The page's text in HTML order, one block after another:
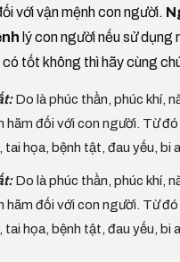
với vận mệnh con người.
lý con người nếu sử
có tốt không thì hãy cùng
Do là phúc thần, phúc khí,
hãm đối với con người. Từ
tai họa, bệnh tật, đau yếu, bi
Do là phúc thần, phúc khí,
hãm đối với con người. Từ
tai họa, bệnh tật, đau yếu, bi